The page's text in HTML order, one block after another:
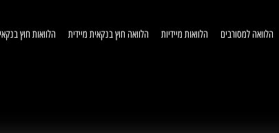
הלוואה למסורבים הלוואות מיידיות הלוואה חוץ בנקאית מיידית הלוואות חוץ